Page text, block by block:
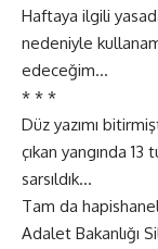
Haftaya ilgili
nedeniyle
edeceğim…
* * *
Düz yazımı
çıkan yangında
sarsıldık…
Tam da
Adalet Bakanlığı